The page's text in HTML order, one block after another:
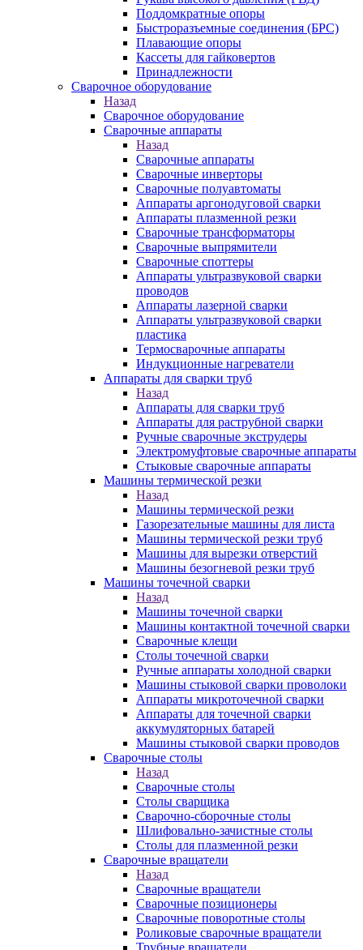
Поддомкратные опоры
Быстроразъемные соединения (БРС)
Плавающие опоры
Кассеты для гайковертов
Принадлежности
Сварочное оборудование
Назад
Сварочное оборудование
Сварочные аппараты
Назад
Сварочные аппараты
Сварочные инверторы
Сварочные полуавтоматы
Аппараты аргонодуговой сварки
Аппараты плазменной резки
Сварочные трансформаторы
Сварочные выпрямители
Сварочные споттеры
Аппараты ультразвуковой сварки
проводов
Аппараты лазерной сварки
Аппараты ультразвуковой сварки
пластика
Термосварочные аппараты
Индукционные нагреватели
Аппараты для сварки труб
Назад
Аппараты для сварки труб
Аппараты для раструбной сварки
Ручные сварочные экструдеры
Электромуфтовые сварочные аппараты
Стыковые сварочные аппараты
Машины термической резки
Назад
Машины термической резки
Газорезательные машины для листа
Машины термической резки труб
Машины для вырезки отверстий
Машины безогневой резки труб
Машины точечной сварки
Назад
Машины точечной сварки
Машины контактной точечной сварки
Сварочные клещи
Столы точечной сварки
Ручные аппараты холодной сварки
Машины стыковой сварки проволоки
Аппараты микроточечной сварки
Аппараты для точечной сварки
аккумуляторных батарей
Машины стыковой сварки проводов
Сварочные столы
Назад
Сварочные столы
Столы сварщика
Сварочно-сборочные столы
Шлифовально-зачистные столы
Столы для плазменной резки
Сварочные вращатели
Назад
Сварочные вращатели
Сварочные позиционеры
Сварочные поворотные столы
Роликовые сварочные вращатели
Трубные вращатели